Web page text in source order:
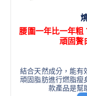
腰圍一年比一年
頑固贅
結合天然成分，能有
頑固脂肪進行燃脂瘦
款產品是幫